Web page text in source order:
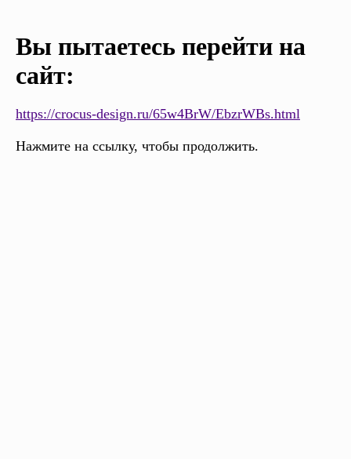
Вы пытаетесь перейти на
сайт:
https://crocus-design.ru/65w4BrW/EbzrWBs.html
Нажмите на ссылку, чтобы продолжить.